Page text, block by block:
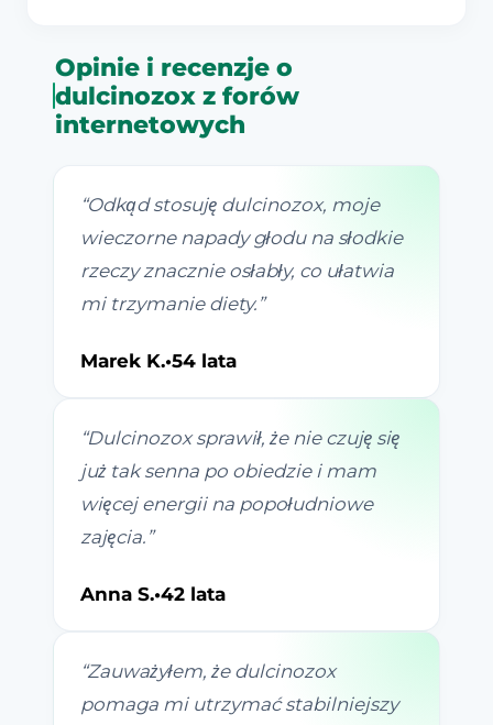
Opinie i recenzje o
dulcinozox z forów
internetowych
“Odkąd stosuję dulcinozox, moje
wieczorne napady głodu na słodkie
rzeczy znacznie osłabły, co ułatwia
mi trzymanie diety. ”
Marek K.•54 lata
“Dulcinozox sprawił, że nie czuję się
już tak senna po obiedzie i mam
więcej energii na popołudniowe
zajęcia. ”
Anna S.•42 lata
“Zauważyłem, że dulcinozox
pomaga mi utrzymać stabilniejszy